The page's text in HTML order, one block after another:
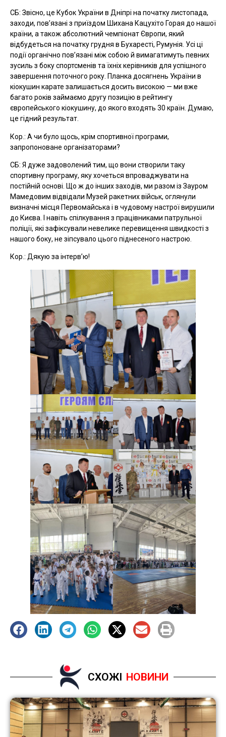
СБ: Звісно, це Кубок України в Дніпрі на початку листопада,
заходи, пов’язані з приїздом Шихана Кацухіто Горая до нашої
країни, а також абсолютний чемпіонат Європи, який
відбудеться на початку грудня в Бухаресті, Румунія. Усі ці
події органічно пов’язані між собою й вимагатимуть певних
зусиль з боку спортсменів та їхніх керівників для успішного
завершення поточного року. Планка досягнень України в
кіокушин карате залишається досить високою — ми вже
багато років займаємо другу позицію в рейтингу
європейського кіокушину, до якого входять 30 країн. Думаю,
це гідний результат.
Кор.: А чи було щось, крім спортивної програми,
запропоноване організаторами?
СБ: Я дуже задоволений тим, що вони створили таку
спортивну програму, яку хочеться впроваджувати на
постійній основі. Що ж до інших заходів, ми разом із Зауром
Мамедовим відвідали Музей ракетних військ, оглянули
визначні місця Первомайська і в чудовому настрої вирушили
до Києва. І навіть спілкування з працівниками патрульної
поліції, які зафіксували невелике перевищення швидкості з
нашого боку, не зіпсувало цього піднесеного настрою.
Кор.: Дякую за інтерв’ю!
СХОЖІ НОВИНИ